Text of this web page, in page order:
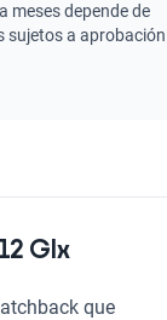
meses depende de
sujetos a aprobación
Glx
que